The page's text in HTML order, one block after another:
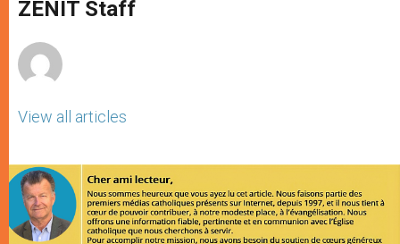
p e k
ZENIT Staff
View all articles